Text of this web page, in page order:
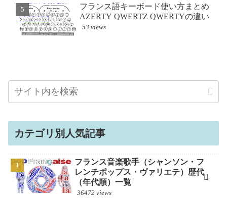
フランス語キーボード使い方まとめ
AZERTY QWERTZ QWERTYの違い
53 views
フランス語キーボード
スペイン語「オラ!（
（hはナシよ♡）挨拶
カテゴリ別人気記事
フランス音楽歌手（シャンソン・フ
レンチポップス・ヴァリエテ）歴代
（年代順）一覧
36472 views